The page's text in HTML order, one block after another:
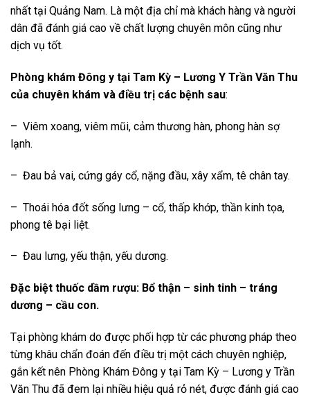
nhất tại Quảng Nam. Là một địa chỉ mà khách hàng và người
dân đã đánh giá cao về chất lượng chuyên môn cũng như
dịch vụ tốt.
Phòng khám Đông y tại Tam Kỳ – Lương Y Trần Văn Thu
của chuyên khám và điều trị các bệnh sau:
– Viêm xoang, viêm mũi, cảm thương hàn, phong hàn sợ
lạnh.
– Đau bả vai, cứng gáy cổ, nặng đầu, xây xẩm, tê chân tay.
– Thoái hóa đốt sống lưng – cổ, thấp khớp, thần kinh tọa,
phong tê bại liệt.
– Đau lưng, yếu thận, yếu dương.
Đặc biệt thuốc dầm rượu: Bổ thận – sinh tinh – tráng
dương – cầu con.
Tại phòng khám do được phối hợp từ các phương pháp theo
từng khâu chẩn đoán đến điều trị một cách chuyên nghiệp,
gắn kết nên Phòng Khám Đông y tại Tam Kỳ – Lương y Trần
Văn Thu đã đem lại nhiều hiệu quả rỏ nét, được đánh giá cao